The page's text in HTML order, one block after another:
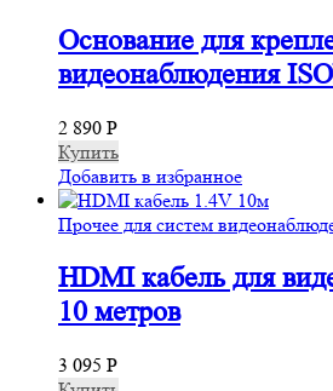
Основание для
видеонаблюдения
2 890 Р
Купить
Добавить в избранное
Прочее для систем
HDMI кабель для
10 метров
3 095 Р